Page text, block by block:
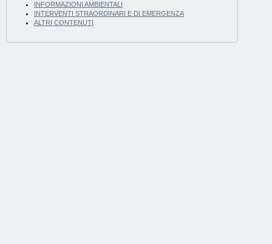
INFORMAZIONI AMBIENTALI
INTERVENTI STRAORDINARI E DI EMERGENZA
ALTRI CONTENUTI